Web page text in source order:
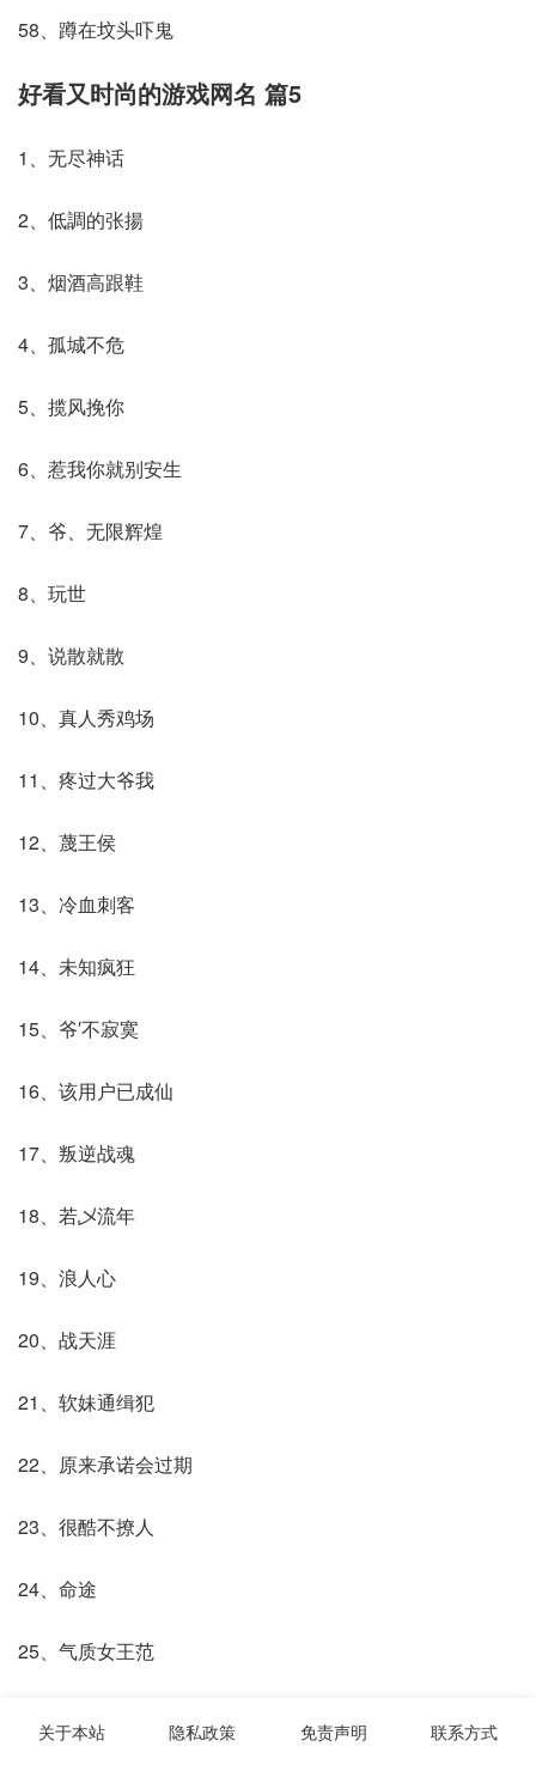
58、蹲在坟头吓鬼
好看又时尚的游戏网名 篇5
1、无尽神话
2、低調的张揚
3、烟酒高跟鞋
4、孤城不危
5、揽风挽你
6、惹我你就别安生
7、爷、无限辉煌
8、玩世
9、说散就散
10、真人秀鸡场
11、疼过大爷我
12、蔑王侯
13、冷血刺客
14、未知疯狂
15、爷′不寂寞
16、该用户已成仙
17、叛逆战魂
18、若乄流年
19、浪人心
20、战天涯
21、软妹通缉犯
22、原来承诺会过期
23、很酷不撩人
24、命途
25、气质女王范
关于本站 隐私政策 免责声明 联系方式